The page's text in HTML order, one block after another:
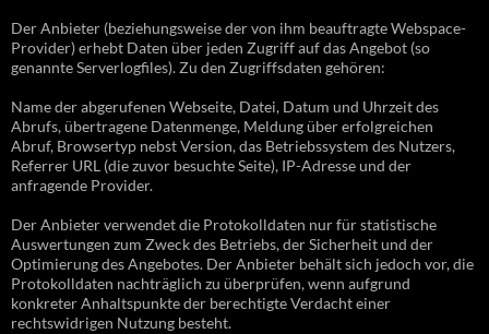
Der Anbieter (beziehungsweise der von ihm beauftragte Webspace-
Provider) erhebt Daten über jeden Zugriff auf das Angebot (so
genannte Serverlogfiles). Zu den Zugriffsdaten gehören:
Name der abgerufenen Webseite, Datei, Datum und Uhrzeit des
Abrufs, übertragene Datenmenge, Meldung über erfolgreichen
Abruf, Browsertyp nebst Version, das Betriebssystem des Nutzers,
Referrer URL (die zuvor besuchte Seite), IP-Adresse und der
anfragende Provider.
Der Anbieter verwendet die Protokolldaten nur für statistische
Auswertungen zum Zweck des Betriebs, der Sicherheit und der
Optimierung des Angebotes. Der Anbieter behält sich jedoch vor, die
Protokolldaten nachträglich zu überprüfen, wenn aufgrund
konkreter Anhaltspunkte der berechtigte Verdacht einer
rechtswidrigen Nutzung besteht.